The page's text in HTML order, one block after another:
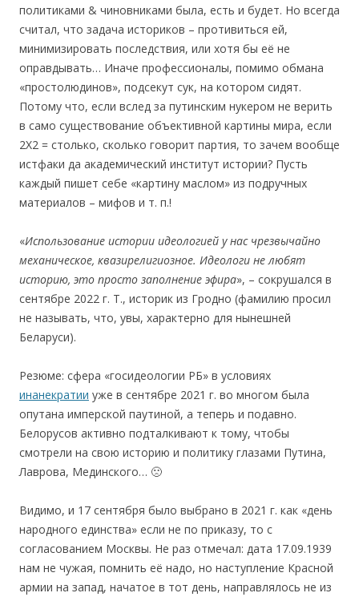
политиками & чиновниками была, есть и будет. Но всегда
считал, что задача историков – противиться ей,
минимизировать последствия, или хотя бы её не
оправдывать… Иначе профессионалы, помимо обмана
«простолюдинов», подсекут сук, на котором сидят.
Потому что, если вслед за путинским нукером не верить
в само существование объективной картины мира, если
2Х2 = столько, сколько говорит партия, то зачем вообще
истфаки да академический институт истории? Пусть
каждый пишет себе «картину маслом» из подручных
материалов – мифов и т. п.!
«Использование истории идеологией у нас чрезвычайно
механическое, квазирелигиозное. Идеологи не любят
историю, это просто заполнение эфира», – сокрушался в
сентябре 2022 г. Т., историк из Гродно (фамилию просил
не называть, что, увы, характерно для нынешней
Беларуси).
Резюме: сфера «госидеологии РБ» в условиях
инанекратии уже в сентябре 2021 г. во многом была
опутана имперской паутиной, а теперь и подавно.
Белорусов активно подталкивают к тому, чтобы
смотрели на свою историю и политику глазами Путина,
Лаврова, Мединского… 🙁
Видимо, и 17 сентября было выбрано в 2021 г. как «день
народного единства» если не по приказу, то с
согласованием Москвы. Не раз отмечал: дата 17.09.1939
нам не чужая, помнить её надо, но наступление Красной
армии на запад, начатое в тот день, направлялось не из